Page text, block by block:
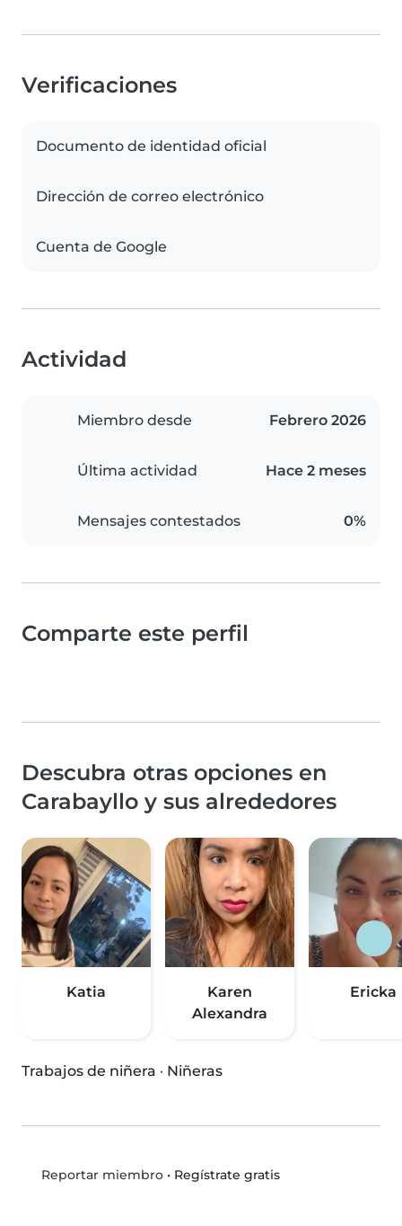
Verificaciones
Documento de identidad oficial
Dirección de correo electrónico
Cuenta de Google
Actividad
Miembro desde Febrero 2026
Última actividad Hace 2 meses
Mensajes contestados 0%
Comparte este perfil
Descubra otras opciones en
Carabayllo y sus alrededores
Katia
Karen
Alexandra
Ericka
Trabajos de niñera · Niñeras
Reportar miembro• Regístrate gratis